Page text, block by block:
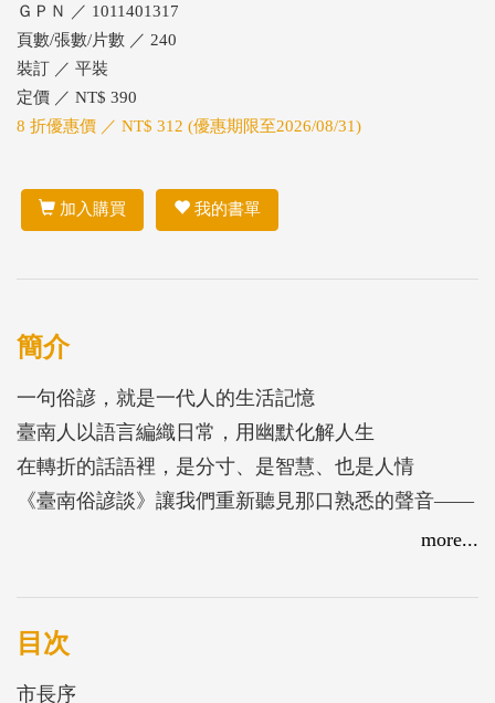
ＧＰＮ ／ 1011401317
頁數/張數/片數 ／ 240
裝訂 ／ 平裝
定價 ／ NT$ 390
8 折優惠價 ／ NT$ 312 (優惠期限至2026/08/31)
加入購買 我的書單
簡介
一句俗諺，就是一代人的生活記憶
臺南人以語言編織日常，用幽默化解人生
在轉折的話語裡，是分寸、是智慧、也是人情
《臺南俗諺談》讓我們重新聽見那口熟悉的聲音——
庶民語言，城市靈魂：一句俗諺，穿越臺南四百年
文化的根基從來不在殿堂高牆，而深植於市井街巷、
more...
目次
市長序